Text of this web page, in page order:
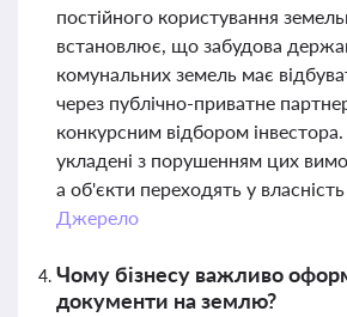
постійного користування
встановлює, що забудова
комунальних земель має
через публічно-приватне
конкурсним відбором
укладені з порушенням цих
а об'єкти переходять у
Джерело
Чому бізнесу важливо
документи на землю?